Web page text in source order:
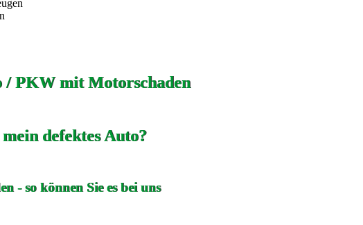
/ PKW mit Motorschaden
defektes Auto?
- so können Sie es bei uns